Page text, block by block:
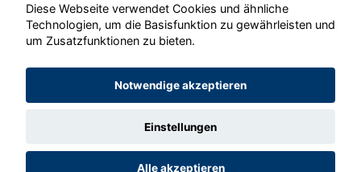
© konjunkturmotor.de GmbH 2020 - 2026
Diese Webseite verwendet Cookies und ähnliche
Technologien, um die Basisfunktion zu gewährleisten und
um Zusatzfunktionen zu bieten.
Notwendige akzeptieren
Einstellungen
Alle akzeptieren